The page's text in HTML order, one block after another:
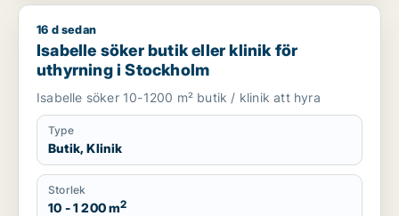
Isabelle söker butik eller klinik för uthyrning i Stockholm
16 d sedan
Isabelle söker butik eller klinik för
uthyrning i Stockholm
Isabelle söker 10-1200 m² butik / klinik att hyra
Type
Butik, Klinik
Storlek
10 - 1 200 m2